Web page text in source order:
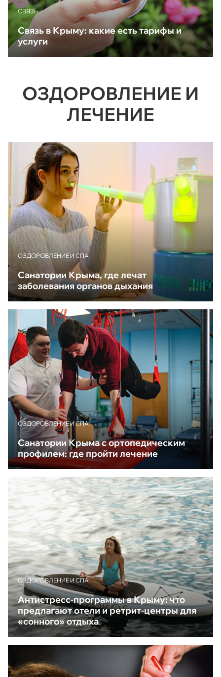
CВЯЗЬ
Связь в Крыму: какие есть тарифы и
услуги
ОЗДОРОВЛЕНИЕ И
ЛЕЧЕНИЕ
ОЗДОРОВЛЕНИЕ И СПА
Санатории Крыма, где лечат
заболевания органов дыхания
ОЗДОРОВЛЕНИЕ И СПА
Санатории Крыма с ортопедическим
профилем: где пройти лечение
ОЗДОРОВЛЕНИЕ И СПА
Антистресс-программы в Крыму: что
предлагают отели и ретрит-центры для
«сонного» отдыха